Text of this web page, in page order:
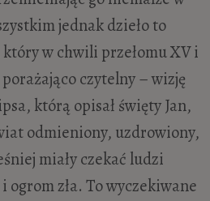
jednak dzieło to
w chwili przełomu XV i
czytelny – wizję
którą opisał święty Jan,
odmieniony, uzdrowiony,
miały czekać ludzi
zła. To wyczekiwane